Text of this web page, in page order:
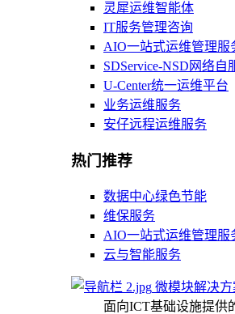
灵犀运维智能体
IT服务管理咨询
AIO一站式运维管理服
SDService-NSD网络自
U-Center统一运维平台
业务运维服务
安仔远程运维服务
热门推荐
数据中心绿色节能
维保服务
AIO一站式运维管理服
云与智能服务
微模块解决方
面向ICT基础设施提供